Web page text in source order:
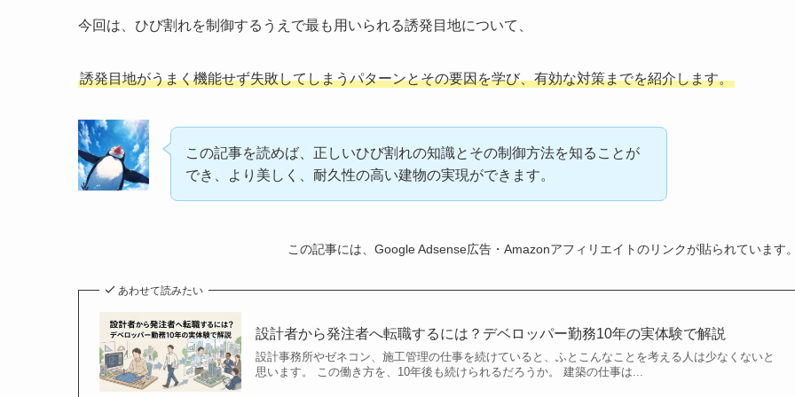
今回は、ひび割れを制御するうえで最も用いられる誘発目地について、
誘発目地がうまく機能せず失敗してしまうパターンとその要因を学び、有効な対策までを紹介します。
この記事を読めば、正しいひび割れの知識とその制御方法を知ることが
でき、より美しく、耐久性の高い建物の実現ができます。
この記事には、Google Adsense広告・Amazonアフィリエイトのリンクが貼られています
あわせて読みたい
設計者から発注者へ転職するには？デベロッパー勤務10年の実体験で解説
設計事務所やゼネコン、施工管理の仕事を続けていると、ふとこんなことを考える人は少なくないと
思います。 この働き方を、10年後も続けられるだろうか。 建築の仕事は...